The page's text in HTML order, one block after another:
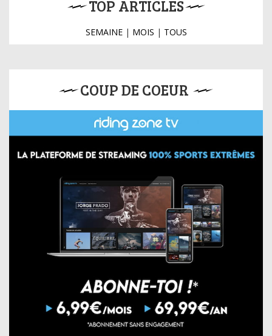
TOP ARTICLES
SEMAINE| MOIS | TOUS
COUP DE COEUR